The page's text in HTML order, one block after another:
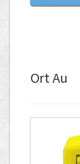
Ort Au